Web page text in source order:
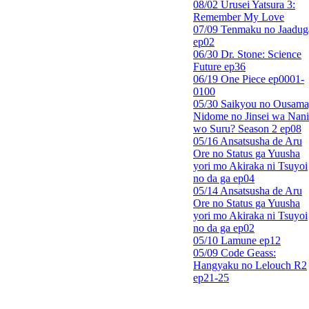
08/02 Urusei Yatsura 3:
Remember My Love
07/09 Tenmaku no
ep02
06/30 Dr. Stone: Science
Future ep36
06/19 One Piece ep0001-
0100
05/30 Saikyou no
Nidome no Jinsei wa Nani
wo Suru? Season 2 ep08
05/16 Ansatsusha de Aru
Ore no Status ga Yuusha
yori mo Akiraka ni Tsuyoi
no da ga ep04
05/14 Ansatsusha de Aru
Ore no Status ga Yuusha
yori mo Akiraka ni Tsuyoi
no da ga ep02
05/10 Lamune ep12
05/09 Code Geass:
Hangyaku no Lelouch R2
ep21-25